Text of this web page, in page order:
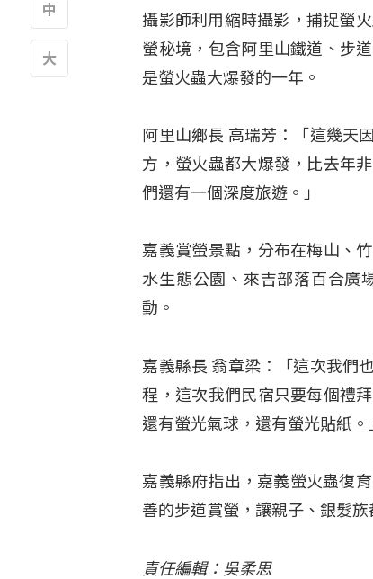
攝影師利用縮時攝影，捕捉螢
螢秘境，包含阿里山鐵道、步
是螢火蟲大爆發的一年。
阿里山鄉長 高瑞芳：「這幾天
方，螢火蟲都大爆發，比去年
們還有一個深度旅遊。」
嘉義賞螢景點，分布在梅山、
水生態公園、來吉部落百合廣
動。
嘉義縣長 翁章梁：「這次我們
程，這次我們民宿只要每個禮
還有螢光氣球，還有螢光貼紙。
嘉義縣府指出，嘉義螢火蟲復
善的步道賞螢，讓親子、銀髮
責任編輯：吳柔思